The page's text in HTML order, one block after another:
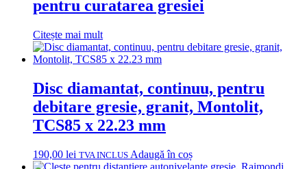
pentru curatarea gresiei
Citește mai mult
Disc diamantat, continuu, pentru
debitare gresie, granit, Montolit,
TCS85 x 22.23 mm
190,00 lei TVA INCLUS Adaugă în coș